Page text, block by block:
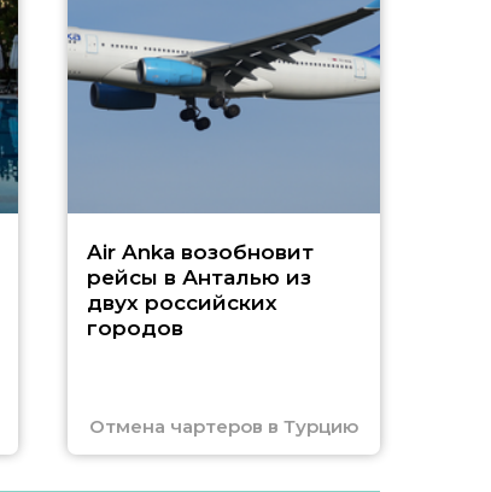
Air Anka возобновит
рейсы в Анталью из
двух российских
городов
Отмена чартеров в Турцию